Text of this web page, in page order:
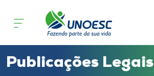
Cursos
Publicações Legais